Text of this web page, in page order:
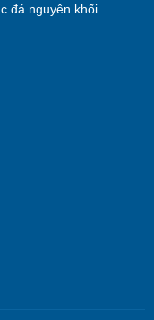
đá nguyên khối